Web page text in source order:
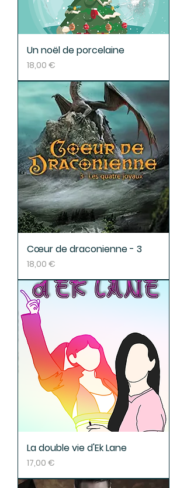
Un noël de porcelaine
Prix
18,00 €
Cœur de draconienne - 3
Prix
18,00 €
La double vie d'Ek Lane
Prix
17,00 €